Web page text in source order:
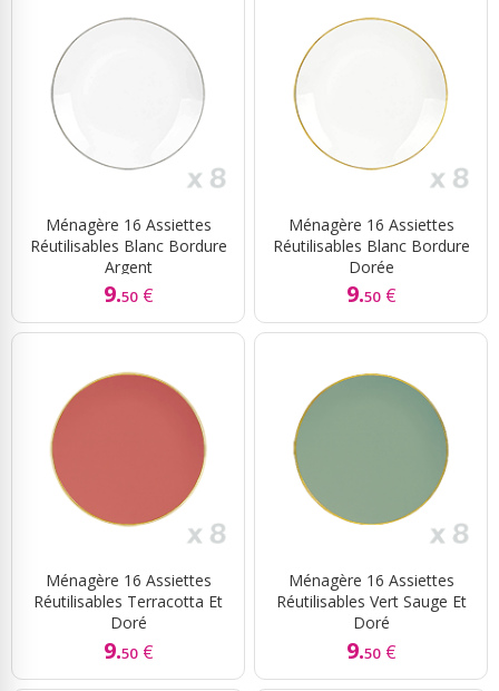
Ménagère 16 Assiettes
Réutilisables Blanc Bordure
Argent
9.50 €
Ménagère 16 Assiettes
Réutilisables Blanc Bordure
Dorée
9.50 €
Ménagère 16 Assiettes
Réutilisables Terracotta Et
Doré
9.50 €
Ménagère 16 Assiettes
Réutilisables Vert Sauge Et
Doré
9.50 €